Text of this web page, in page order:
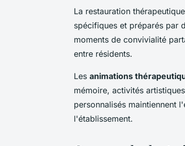
La restauration
spécifiques et préparés par
moments de convivialité
entre résidents.
Les animations
mémoire, activités
personnalisés maintiennent
l'établissement.